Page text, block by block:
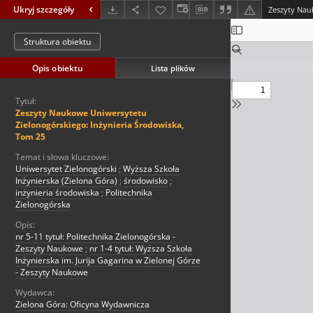
Ukryj szczegóły
Struktura obiektu
Opis obiektu Lista plików
Tytuł:
Zeszyty Naukowe Uniwersytetu
Zielonogórskiego: Inżynieria Środowiska,
Tom 25
Temat i słowa kluczowe:
Uniwersytet Zielonogórski ; Wyższa Szkoła
Inżynierska (Zielona Góra) ; środowisko ;
inżynieria środowiska ; Politechnika
Zielonogórska
Opis:
nr 5-11 tytuł: Politechnika Zielonogórska -
Zeszyty Naukowe ; nr 1-4 tytuł: Wyższa Szkoła
Inżynierska im. Jurija Gagarina w Zielonej Górze
- Zeszyty Naukowe
Wydawca:
Zielona Góra: Oficyna Wydawnicza